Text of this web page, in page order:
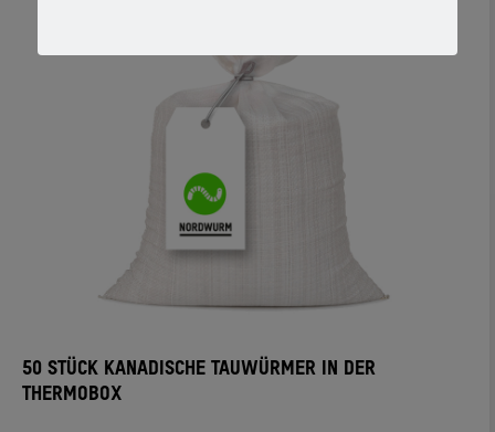
50 STÜCK KANADISCHE TAUWÜRMER IN DER
THERMOBOX